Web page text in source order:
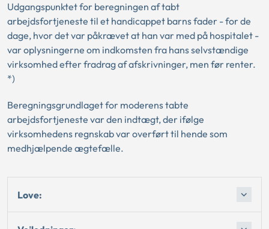
Udgangspunktet for beregningen af tabt
arbejdsfortjeneste til et handicappet barns fader - for de
dage, hvor det var påkrævet at han var med på hospitalet -
var oplysningerne om indkomsten fra hans selvstændige
virksomhed efter fradrag af afskrivninger, men før renter.
*)
Beregningsgrundlaget for moderens tabte
arbejdsfortjeneste var den indtægt, der ifølge
virksomhedens regnskab var overført til hende som
medhjælpende ægtefælle.
Love: